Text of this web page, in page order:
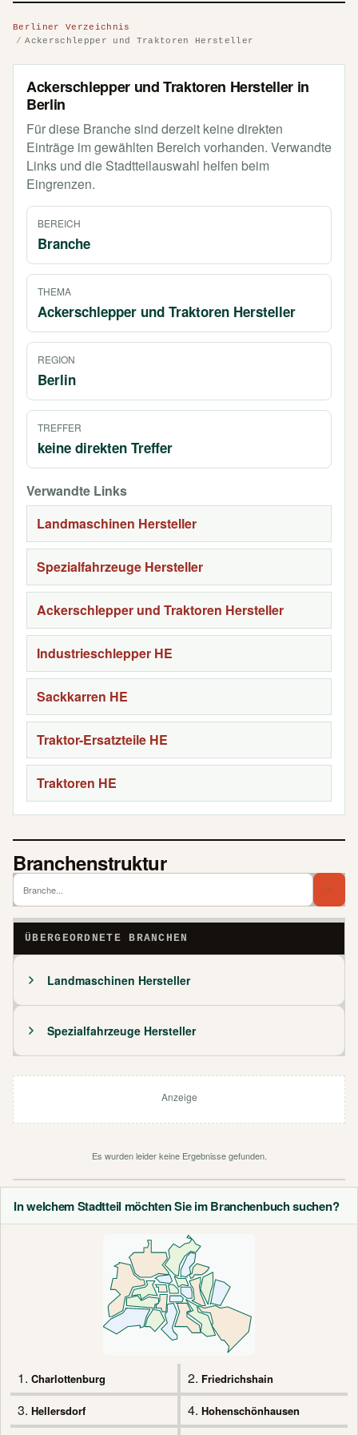
In welchem Stadtteil möchten Sie im Branchenbuch suchen?
1. Charlottenburg 2. Friedrichshain
3. Hellersdorf 4. Hohenschönhausen
Berliner Verzeichnis
Ackerschlepper und Traktoren Hersteller
Ackerschlepper und Traktoren Hersteller in
Berlin
Für diese Branche sind derzeit keine direkten
Einträge im gewählten Bereich vorhanden. Verwandte
Links und die Stadtteilauswahl helfen beim
Eingrenzen.
BEREICH
Branche
THEMA
Ackerschlepper und Traktoren Hersteller
REGION
Berlin
TREFFER
keine direkten Treffer
Verwandte Links
Landmaschinen Hersteller
Spezialfahrzeuge Hersteller
Ackerschlepper und Traktoren Hersteller
Industrieschlepper HE
Sackkarren HE
Traktor-Ersatzteile HE
Traktoren HE
Branchenstruktur
ÜBERGEORDNETE BRANCHEN
Landmaschinen Hersteller
Spezialfahrzeuge Hersteller
Anzeige
Es wurden leider keine Ergebnisse gefunden.